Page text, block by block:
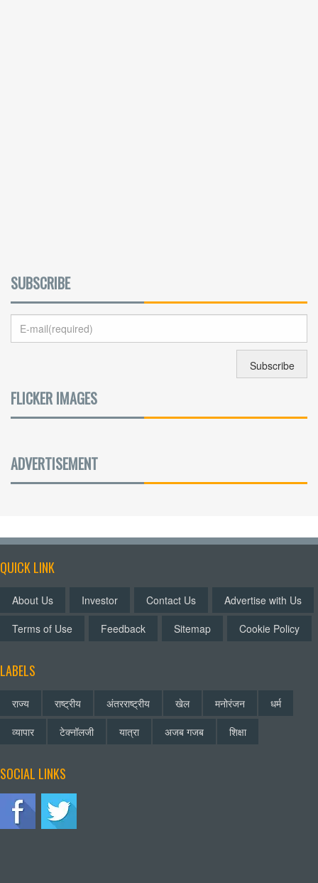
SUBSCRIBE
FLICKER IMAGES
ADVERTISEMENT
QUICK LINK
About Us Investor Contact Us
Advertise with Us
Terms of Use
Feedback Sitemap Cookie Policy
LABELS
राज्य राष्ट्रीय अंतरराष्ट्रीय खेल मनोरंजन
धर्म
व्यापार
टेक्नॉलजी यात्रा अजब गजब शिक्षा
SOCIAL LINKS